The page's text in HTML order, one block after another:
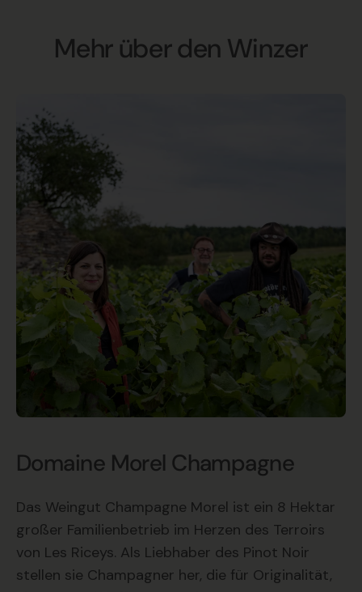
Mehr über den Winzer
Domaine Morel Champagne
Das Weingut Champagne Morel ist ein 8 Hektar
großer Familienbetrieb im Herzen des Terroirs
von Les Riceys. Als Liebhaber des Pinot Noir
stellen sie Champagner her, die für Originalität,